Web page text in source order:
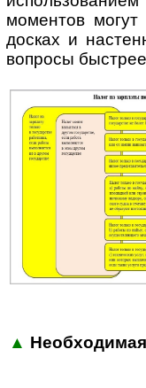
моментов
досках и
вопросы
▲